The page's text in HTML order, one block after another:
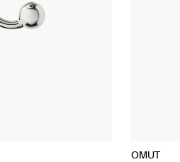
OMUT
OMUT
Khoshtrik
Jewlia